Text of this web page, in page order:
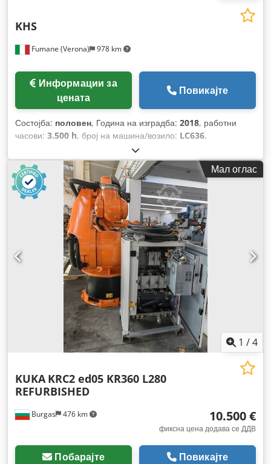
Fumane (Verona) 978 km
KHS
цената
Повикајте
Состојба: половен, Година на изградба: 2018, работни
часови: 3.500 h, број на машина/возило: LC636,
Мал оглас
1 /4
Burgas 476 km
KUKA KRC2 ed05 KR360 L280
REFURBISHED
10.500 €
фиксна цена додава се ДДВ
Побарајте Повикајте